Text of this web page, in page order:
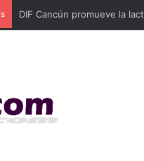
DIF Cancún promueve la